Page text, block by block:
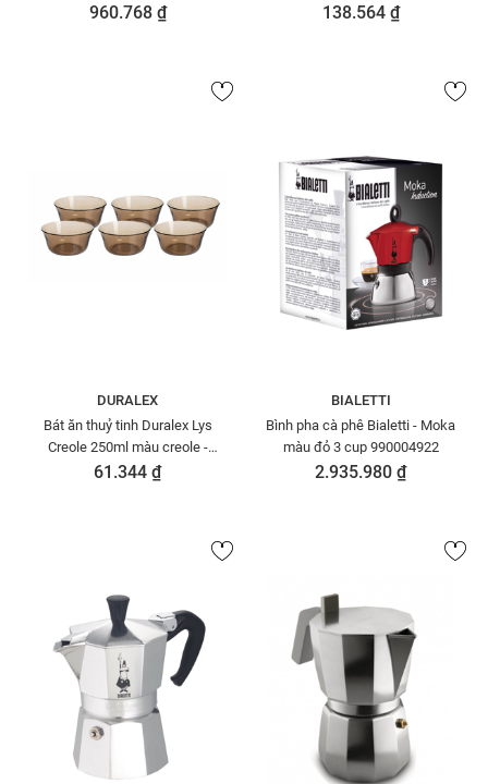
960.768 ₫
chén đĩa Lafonte - 003643
138.564 ₫
DURALEX
Bát ăn thuỷ tinh Duralex Lys
Creole 250ml màu creole -
2006CF06A1111
61.344 ₫
BIALETTI
Bình pha cà phê Bialetti - Moka
màu đỏ 3 cup 990004922
2.935.980 ₫